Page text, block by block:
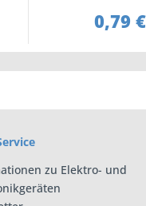
0,79
zu Elektro- und